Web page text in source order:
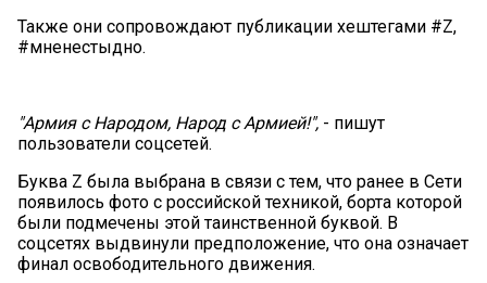
Также они сопровождают публикации хештегами #Z,
#мненестыдно.
"Армия с Народом, Народ с Армией!", - пишут
пользователи соцсетей.
Буква Z была выбрана в связи с тем, что ранее в Сети
появилось фото с российской техникой, борта которой
были подмечены этой таинственной буквой. В
соцсетях выдвинули предположение, что она означает
финал освободительного движения.